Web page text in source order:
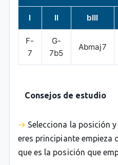
I II bIII
F-
7
G-
7b5
Abmaj7
Consejos de estudio
Selecciona la posición
eres principiante empieza
que es la posición que